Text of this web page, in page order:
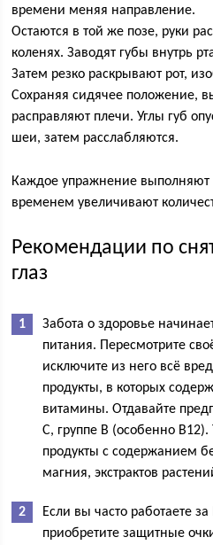
времени меняя направление.
Остаются в той же позе, руки
коленях. Заводят губы внутрь
Затем резко раскрывают рот,
Сохраняя сидячее положение,
расправляют плечи. Углы губ
шеи, затем расслабляются.
Каждое упражнение выполняют
временем увеличивают
Рекомендации по
глаз
Забота о здоровье
питания. Пересмотрите
исключите из него всё
продукты, в которых
витамины. Отдавайте
С, группе В (особенно
продукты с содержанием
магния, экстрактов
Если вы часто работаете
приобретите защитные